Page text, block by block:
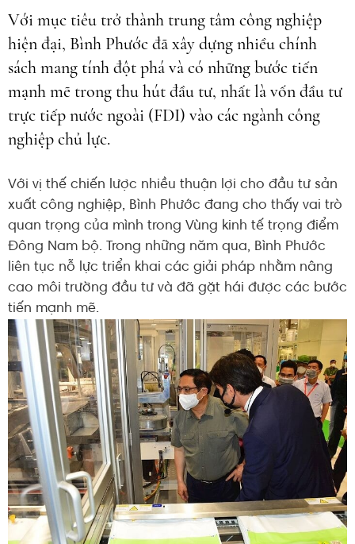
Với mục tiêu trở thành trung tâm công nghiệp
hiện đại, Bình Phước đã xây dựng nhiều chính
sách mang tính đột phá và có những bước tiến
mạnh mẽ trong thu hút đầu tư, nhất là vốn đầu tư
trực tiếp nước ngoài (FDI) vào các ngành công
nghiệp chủ lực.
Với vị thế chiến lược nhiều thuận lợi cho đầu tư sản
xuất công nghiệp, Bình Phước đang cho thấy vai trò
quan trọng của mình trong Vùng kinh tế trọng điểm
Đông Nam bộ. Trong những năm qua, Bình Phước
liên tục nỗ lực triển khai các giải pháp nhằm nâng
cao môi trường đầu tư và đã gặt hái được các bước
tiến mạnh mẽ.